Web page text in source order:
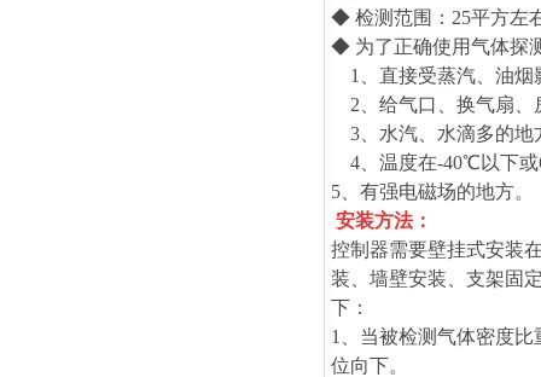
◆ 检测范围：25平方左
◆ 为了正确使用气体探
1、直接受蒸汽、油烟
2、给气口、换气扇、
3、水汽、水滴多的地
4、温度在-40℃以下
5、有强电磁场的地方。
安装方法：
控制器需要壁挂式安装
装、墙壁安装、支架固
下：
1、当被检测气体密度
位向下。